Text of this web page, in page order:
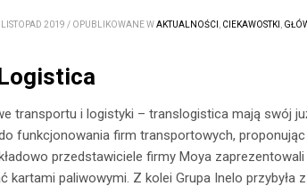
2019 / OPUBLIKOWANE WAKTUALNOŚCI CIEKAWOSTKI
transportu i logistyki – translogistica mają swój
funkcjonowania firm transportowych,
przedstawiciele firmy Moya
kartami paliwowymi. Z kolei Grupa Inelo przybyła